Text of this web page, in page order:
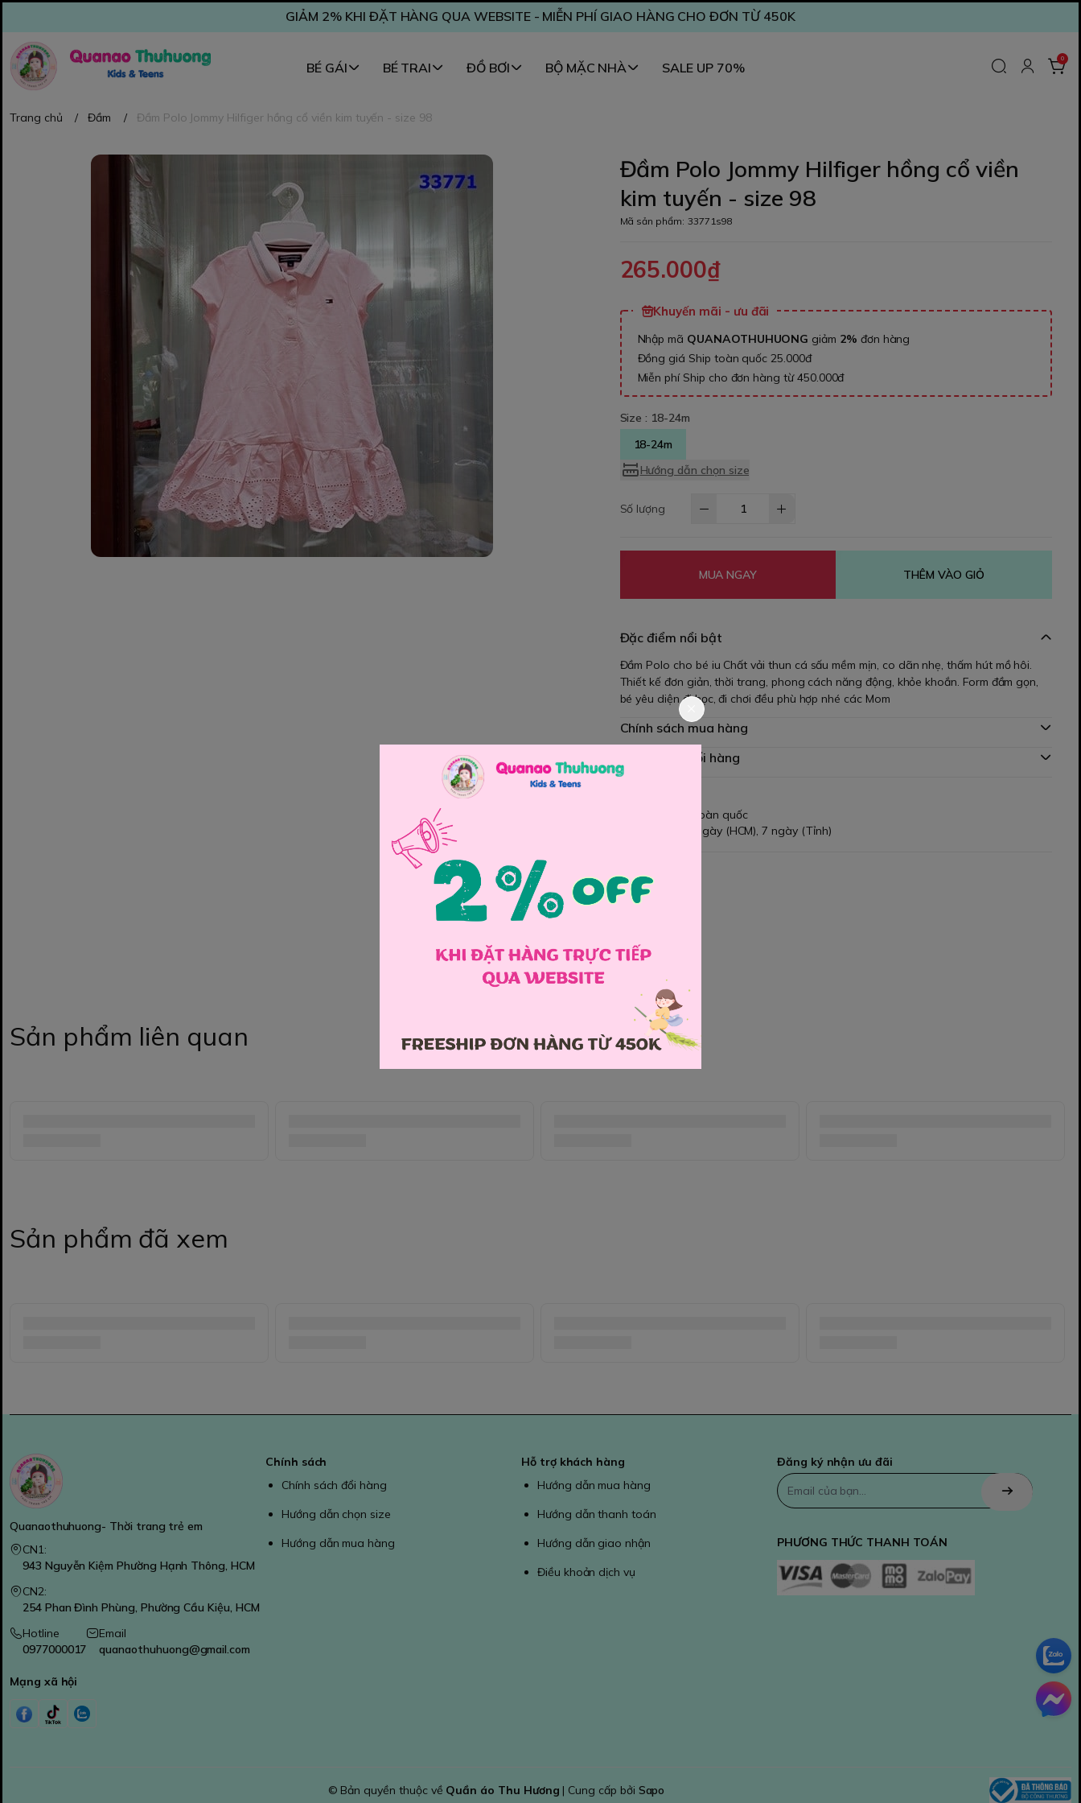
GIẢM 2% KHI ĐẶT HÀNG QUA WEBSITE - MIỄN PHÍ GIAO HÀNG CHO ĐƠN TỪ 450K
BÉ GÁI BÉ TRAI ĐỒ BƠI BỘ MẶC NHÀ SALE UP 70%
0
Trang chủ / Đầm / Đầm Polo Jommy Hilfiger hồng cổ viền kim tuyến - size 98
Đầm Polo Jommy Hilfiger hồng cổ viền
kim tuyến - size 98
Mã sản phẩm: 33771s98
265.000₫
Khuyến mãi - ưu đãi
Nhập mã QUANAOTHUHUONG giảm 2% đơn hàng
Đồng giá Ship toàn quốc 25.000đ
Miễn phí Ship cho đơn hàng từ 450.000đ
Size : 18-24m
18-24m
Hướng dẫn chọn size
Số lượng
MUA NGAY THÊM VÀO GIỎ
Đặc điểm nổi bật
Đầm Polo cho bé iu Chất vải thun cá sấu mềm mịn, co dãn nhẹ, thấm hút mồ hôi.
Thiết kế đơn giản, thời trang, phong cách năng động, khỏe khoắn. Form đầm gọn,
bé yêu diện đi học, đi chơi đều phù hợp nhé các Mom
Chính sách mua hàng
Chính sách đổi hàng
Giao hàng toàn quốc
Đổi hàng 3 ngày (HCM), 7 ngày (Tỉnh)
Chia sẻ
Sản phẩm liên quan
Sản phẩm đã xem
Quanaothuhuong- Thời trang trẻ em
CN1:
943 Nguyễn Kiệm Phường Hạnh Thông, HCM
CN2:
254 Phan Đình Phùng, Phường Cầu Kiệu, HCM
Hotline
0977000017
Email
quanaothuhuong@gmail.com
Mạng xã hội
Chính sách
Chính sách đổi hàng
Hướng dẫn chọn size
Hướng dẫn mua hàng
Hỗ trợ khách hàng
Hướng dẫn mua hàng
Hướng dẫn thanh toán
Hướng dẫn giao nhận
Điều khoản dịch vụ
Đăng ký nhận ưu đãi
PHƯƠNG THỨC THANH TOÁN
© Bản quyền thuộc về Quần áo Thu Hương | Cung cấp bởi Sapo